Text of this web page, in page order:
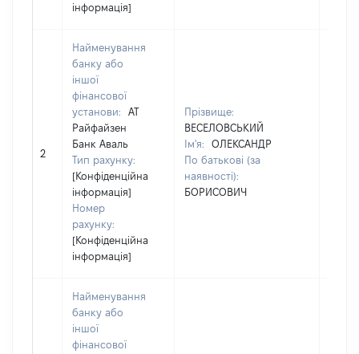
інформація]
2
Найменування
банку або
іншої
фінансової
установи:
АТ
Райфайзен
Банк Аваль
Тип рахунку:
[Конфіденційна
інформація]
Номер
рахунку:
[Конфіденційна
інформація]
Прізвище:
ВЕСЕЛОВСЬКИЙ
Ім'я:
ОЛЕКСАНДР
По батькові (за
наявності):
БОРИСОВИЧ
Найменування
банку або
іншої
фінансової